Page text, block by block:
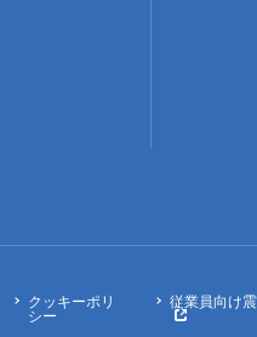
クッキーポリ
シー
従業員向け